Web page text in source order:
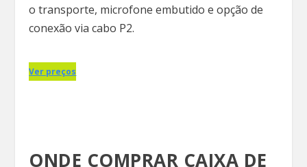
o transporte, microfone embutido e opção de
conexão via cabo P2.
Ver preços
ONDE COMPRAR CAIXA DE